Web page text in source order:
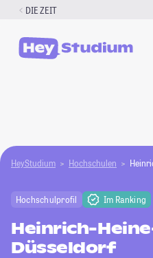
Zum
springen
DIE ZEIT
HeyStudium Hochschulen
Hochschulprofil Im Ranking
Heinrich-
Düsseldorf